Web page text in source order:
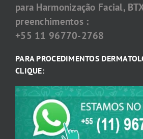
para Harmonização Facial,
preenchimentos :
+55 11 96770-2768
PARA PROCEDIMENTOS
CLIQUE: